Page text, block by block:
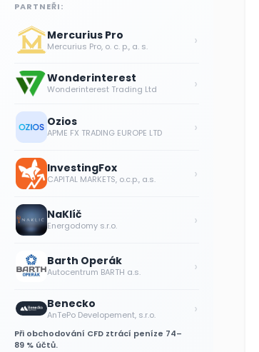
PARTNEŘI:
Mercurius Pro
Mercurius Pro, o. c. p., a. s. ›
Wonderinterest
Wonderinterest Trading Ltd ›
Ozios
APME FX TRADING EUROPE LTD ›
InvestingFox
CAPITAL MARKETS, o.c.p., a.s. ›
NaKlíč
Energodomy s.r.o. ›
Barth Operák
Autocentrum BARTH a.s. ›
Benecko
AnTePo Developement, s.r.o. ›
Při obchodování CFD ztrácí peníze 74–
89 % účtů.